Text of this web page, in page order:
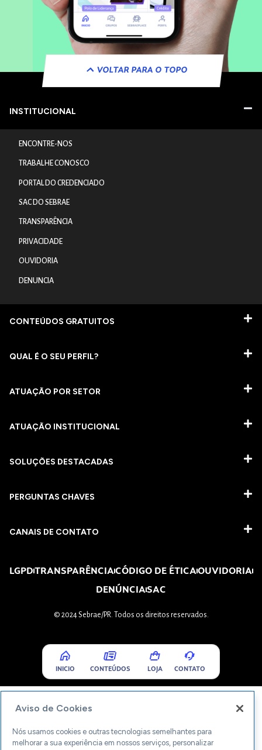
VOLTAR PARA O TOPO
INSTITUCIONAL
ENCONTRE-NOS
TRABALHE CONOSCO
PORTAL DO CREDENCIADO
SAC DO SEBRAE
TRANSPARÊNCIA
PRIVACIDADE
OUVIDORIA
DENUNCIA
CONTEÚDOS GRATUITOS
QUAL É O SEU PERFIL?
ATUAÇÃO POR SETOR
ATUAÇÃO INSTITUCIONAL
SOLUÇÕES DESTACADAS
PERGUNTAS CHAVES​
CANAIS DE CONTATO
LGPDTRANSPARÊNCIACÓDIGO DE ÉTICAOUVIDORIA
DENÚNCIASAC
© 2024 Sebrae/PR. Todos os direitos reservados.
INICIO CONTEÚDOS LOJA CONTATO
Aviso de Cookies
Nós usamos cookies e outras tecnologias semelhantes para
melhorar a sua experiência em nossos serviços, personalizar